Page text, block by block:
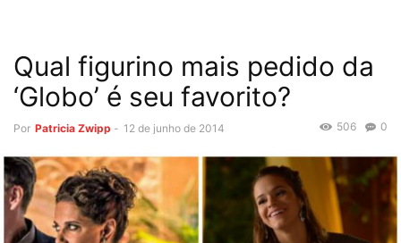
Qual figurino mais pedido da
‘Globo’ é seu favorito?
Por Patricia Zwipp - 12 de junho de 2014 0
506